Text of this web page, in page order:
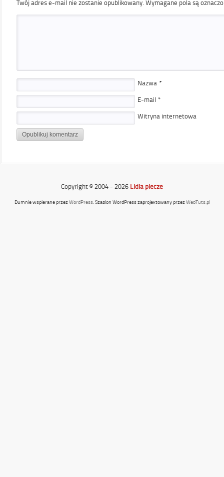
Twój adres e-mail nie zostanie opublikowany. Wymagane pola są
Nazwa *
E-mail *
Witryna internetowa
Copyright © 2004 - 2026 Lidia piecze
Dumnie wspierane przezWordPress. Szablon WordPress zaprojektowany przezWebTuts.pl